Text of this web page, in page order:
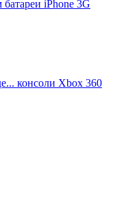
iPhone 3G
консоли Xbox 360